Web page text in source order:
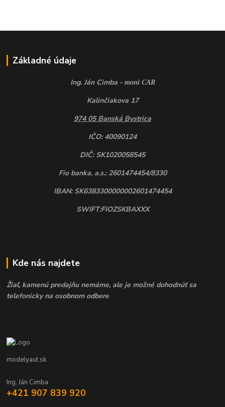
Základné údaje
Ing. Ján Cimba - moni CAR
Kalinčiakova 17
974 05 Banská Bystrica
IČO: 40090124
DIČ: SK1020058545
Fio banka, a.s.: 2601474454/8330
IBAN: SK6383300000002601474454
SWIFT:FIOZSKBAXXX
Kde nás najdete
Žiaľ, kamenú predajňu nemáme, ale je možné dohodnúť sa
telefonicky na osobnom odbere
modelyaut.sk
Ing. Ján Cimba
+421 907 839 920